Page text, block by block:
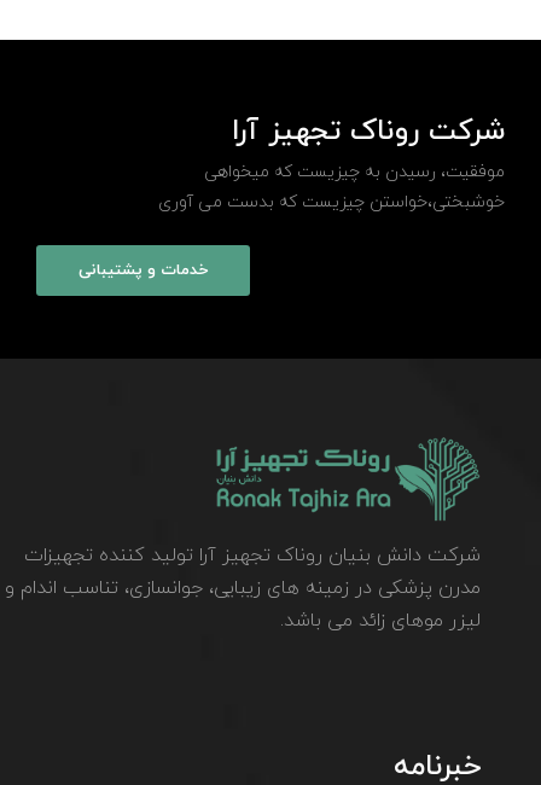
شرکت روناک تجهیز آرا
موفقیت، رسیدن به چیزیست که میخواهی
خوشبختی،خواستن چیزیست که بدست می آوری
خدمات و پشتیبانی
شرکت دانش بنیان روناک تجهیز آرا تولید کننده تجهیزات
مدرن پزشکی در زمینه های زیبایی، جوانسازی، تناسب اندام و
لیزر موهای زائد می باشد.
خبرنامه